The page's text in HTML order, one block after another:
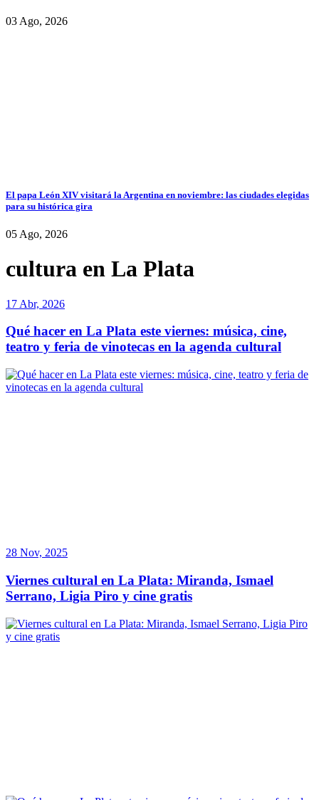
03 Ago, 2026
El papa León XIV visitará la Argentina en noviembre: las ciudades elegidas
para su histórica gira
05 Ago, 2026
cultura en La Plata
17 Abr, 2026
Qué hacer en La Plata este viernes: música, cine,
teatro y feria de vinotecas en la agenda cultural
28 Nov, 2025
Viernes cultural en La Plata: Miranda, Ismael
Serrano, Ligia Piro y cine gratis